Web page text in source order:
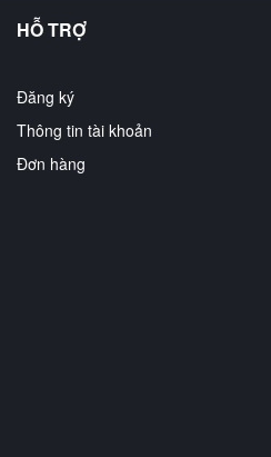
HỖ TRỢ
Đăng ký
Thông tin tài khoản
Đơn hàng